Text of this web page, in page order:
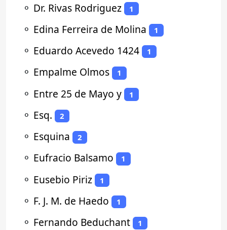
⚬ Dr. Rivas Rodriguez 1
⚬ Edina Ferreira de Molina 1
⚬ Eduardo Acevedo 1424 1
⚬ Empalme Olmos 1
⚬ Entre 25 de Mayo y 1
⚬ Esq. 2
⚬ Esquina 2
⚬ Eufracio Balsamo 1
⚬ Eusebio Piriz 1
⚬ F. J. M. de Haedo 1
⚬ Fernando Beduchant 1